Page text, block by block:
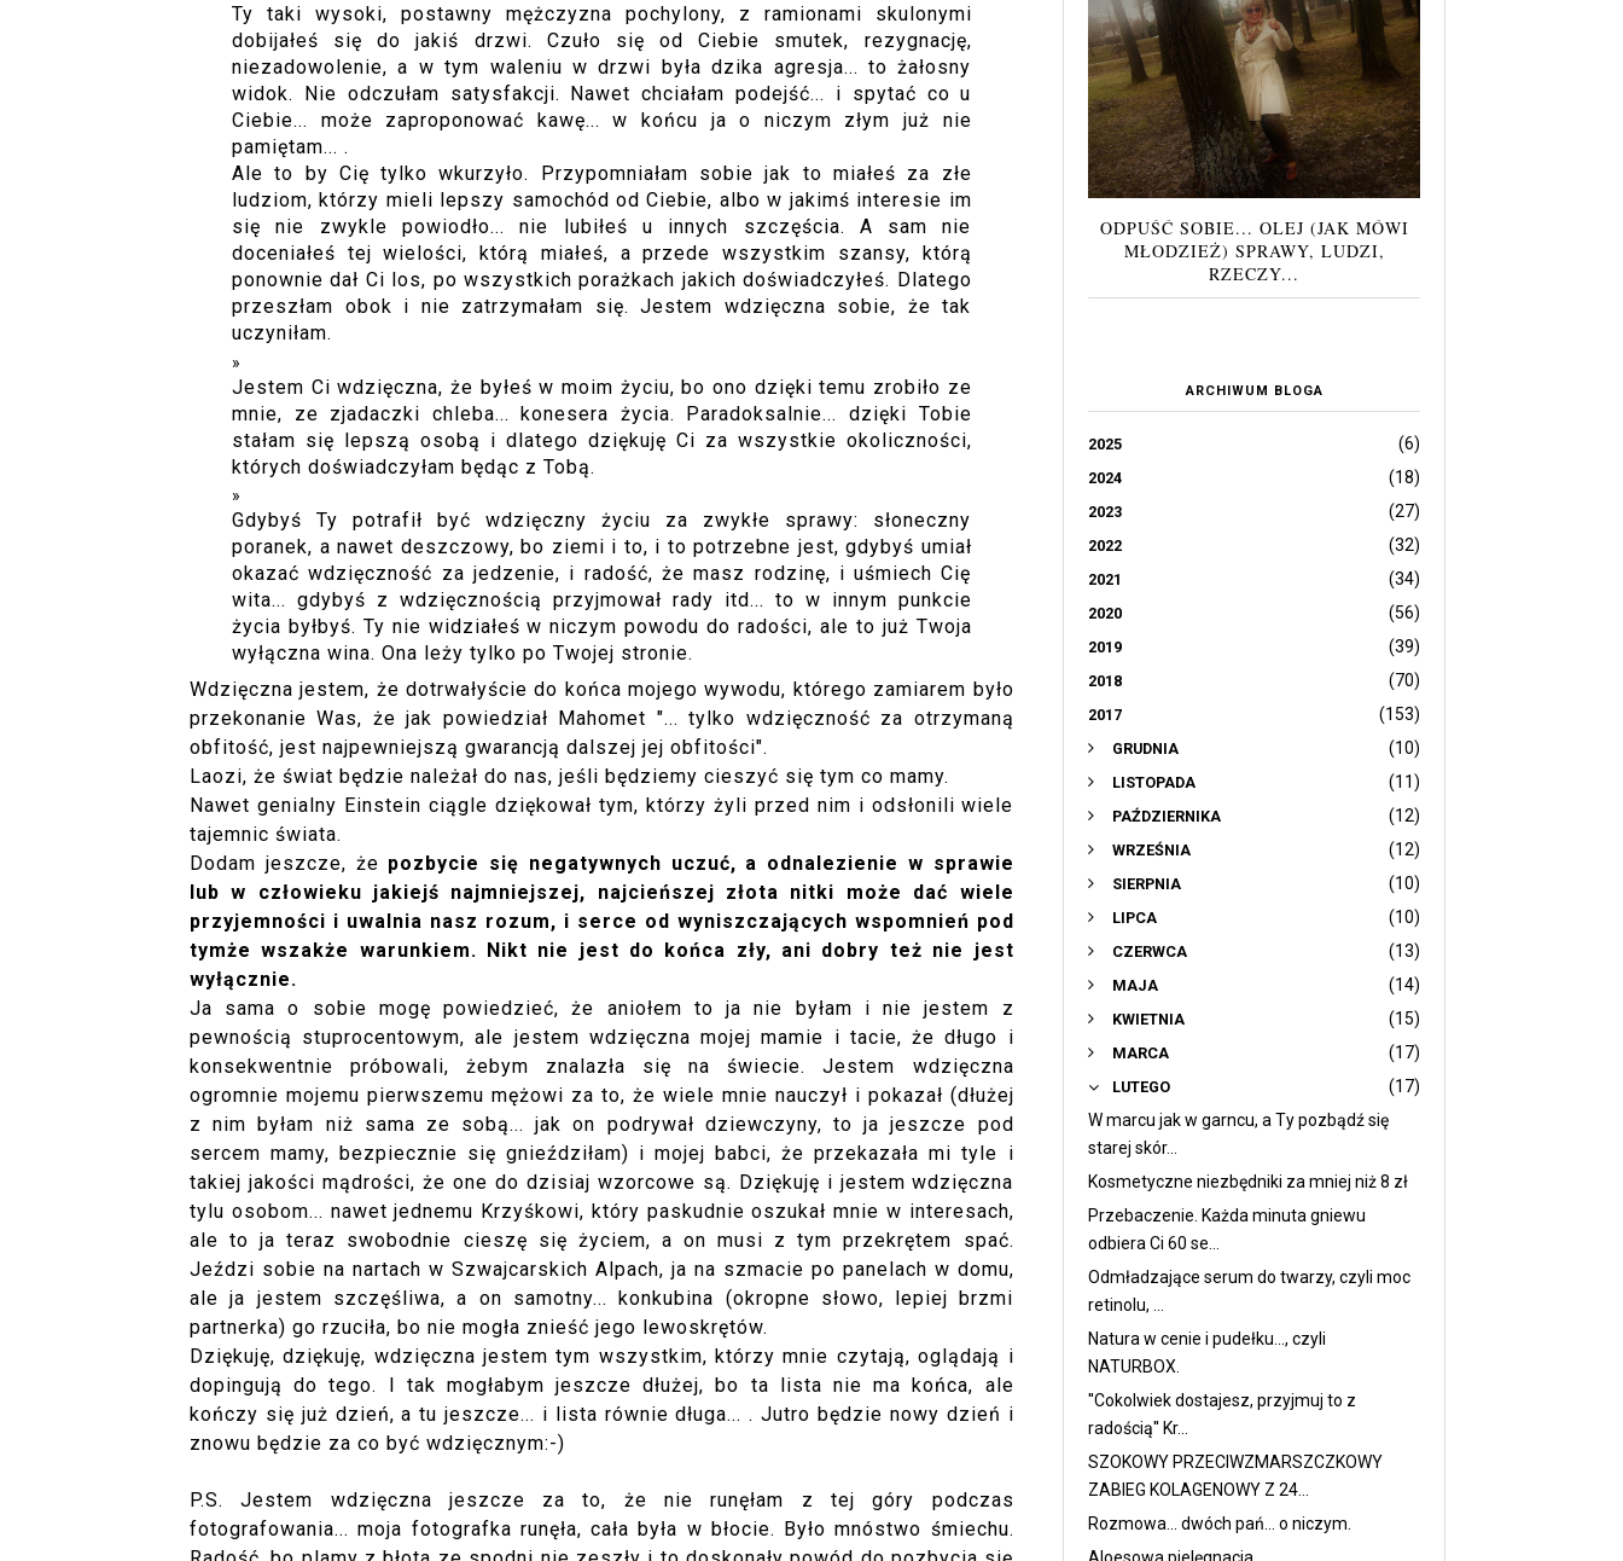
Ty taki wysoki, postawny mężczyzna pochylony, z ramionami skulonymi
dobijałeś się do jakiś drzwi. Czuło się od Ciebie smutek, rezygnację,
niezadowolenie, a w tym waleniu w drzwi była dzika agresja... to żałosny
widok. Nie odczułam satysfakcji. Nawet chciałam podejść... i spytać co u
Ciebie... może zaproponować kawę... w końcu ja o niczym złym już nie
pamiętam... .
Ale to by Cię tylko wkurzyło. Przypomniałam sobie jak to miałeś za złe
ludziom, którzy mieli lepszy samochód od Ciebie, albo w jakimś interesie im
się nie zwykle powiodło... nie lubiłeś u innych szczęścia. A sam nie
doceniałeś tej wielości, którą miałeś, a przede wszystkim szansy, którą
ponownie dał Ci los, po wszystkich porażkach jakich doświadczyłeś. Dlatego
przeszłam obok i nie zatrzymałam się. Jestem wdzięczna sobie, że tak
uczyniłam.
Jestem Ci wdzięczna, że byłeś w moim życiu, bo ono dzięki temu zrobiło ze
mnie, ze zjadaczki chleba... konesera życia. Paradoksalnie... dzięki Tobie
stałam się lepszą osobą i dlatego dziękuję Ci za wszystkie okoliczności,
których doświadczyłam będąc z Tobą.
Gdybyś Ty potrafił być wdzięczny życiu za zwykłe sprawy: słoneczny
poranek, a nawet deszczowy, bo ziemi i to, i to potrzebne jest, gdybyś umiał
okazać wdzięczność za jedzenie, i radość, że masz rodzinę, i uśmiech Cię
wita... gdybyś z wdzięcznością przyjmował rady itd... to w innym punkcie
życia byłbyś. Ty nie widziałeś w niczym powodu do radości, ale to już Twoja
wyłączna wina. Ona leży tylko po Twojej stronie.
Wdzięczna jestem, że dotrwałyście do końca mojego wywodu, którego zamiarem było
przekonanie Was, że jak powiedział Mahomet "... tylko wdzięczność za otrzymaną
obfitość, jest najpewniejszą gwarancją dalszej jej obfitości".
Laozi, że świat będzie należał do nas, jeśli będziemy cieszyć się tym co mamy.
Nawet genialny Einstein ciągle dziękował tym, którzy żyli przed nim i odsłonili wiele
tajemnic świata.
Dodam jeszcze, że pozbycie się negatywnych uczuć, a odnalezienie w sprawie
lub w człowieku jakiejś najmniejszej, najcieńszej złota nitki może dać wiele
przyjemności i uwalnia nasz rozum, i serce od wyniszczających wspomnień pod
tymże wszakże warunkiem. Nikt nie jest do końca zły, ani dobry też nie jest
wyłącznie.
Ja sama o sobie mogę powiedzieć, że aniołem to ja nie byłam i nie jestem z
pewnością stuprocentowym, ale jestem wdzięczna mojej mamie i tacie, że długo i
konsekwentnie próbowali, żebym znalazła się na świecie. Jestem wdzięczna
ogromnie mojemu pierwszemu mężowi za to, że wiele mnie nauczył i pokazał (dłużej
z nim byłam niż sama ze sobą... jak on podrywał dziewczyny, to ja jeszcze pod
sercem mamy, bezpiecznie się gnieździłam) i mojej babci, że przekazała mi tyle i
takiej jakości mądrości, że one do dzisiaj wzorcowe są. Dziękuję i jestem wdzięczna
tylu osobom... nawet jednemu Krzyśkowi, który paskudnie oszukał mnie w interesach,
ale to ja teraz swobodnie cieszę się życiem, a on musi z tym przekrętem spać.
Jeździ sobie na nartach w Szwajcarskich Alpach, ja na szmacie po panelach w domu,
ale ja jestem szczęśliwa, a on samotny... konkubina (okropne słowo, lepiej brzmi
partnerka) go rzuciła, bo nie mogła znieść jego lewoskrętów.
Dziękuję, dziękuję, wdzięczna jestem tym wszystkim, którzy mnie czytają, oglądają i
dopingują do tego. I tak mogłabym jeszcze dłużej, bo ta lista nie ma końca, ale
kończy się już dzień, a tu jeszcze... i lista równie długa... . Jutro będzie nowy dzień i
znowu będzie za co być wdzięcznym:-)
P.S. Jestem wdzięczna jeszcze za to, że nie runęłam z tej góry podczas
fotografowania... moja fotografka runęła, cała była w błocie. Było mnóstwo śmiechu.
ODPUŚĆ SOBIE... OLEJ (JAK MÓWI
MŁODZIEŻ) SPRAWY, LUDZI,
RZECZY...
ARCHIWUM BLOGA
2025 (6)
2024 (18)
2023 (27)
2022 (32)
2021 (34)
2020 (56)
2019 (39)
2018 (70)
2017 (153)
GRUDNIA (10)
LISTOPADA (11)
PAŹDZIERNIKA (12)
WRZEŚNIA (12)
SIERPNIA (10)
LIPCA (10)
CZERWCA (13)
MAJA (14)
KWIETNIA (15)
MARCA (17)
LUTEGO
(17)
W marcu jak w garncu, a Ty pozbądź się
starej skór...
Kosmetyczne niezbędniki za mniej niż 8 zł
Przebaczenie. Każda minuta gniewu
odbiera Ci 60 se...
Odmładzające serum do twarzy, czyli moc
retinolu, ...
Natura w cenie i pudełku..., czyli
NATURBOX.
''Cokolwiek dostajesz, przyjmuj to z
radością'' Kr...
SZOKOWY PRZECIWZMARSZCZKOWY
ZABIEG KOLAGENOWY Z 24...
Rozmowa... dwóch pań... o niczym.